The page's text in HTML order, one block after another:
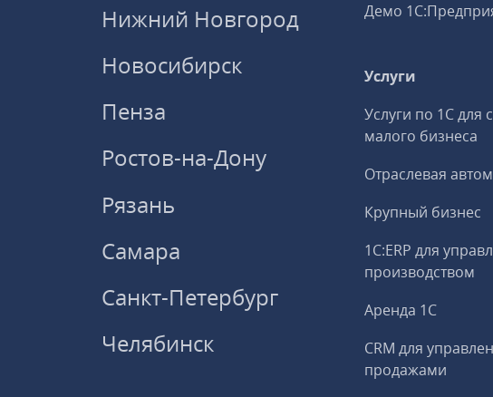
Нижний Новгород
Новосибирск
Пенза
Ростов-на-Дону
Рязань
Самара
Санкт-Петербург
Челябинск
Демо
Услуги
Услуги по 1С для
малого бизнеса
Отраслевая
Крупный бизнес
1С:ERP для
производством
Аренда 1С
CRM для
продажами